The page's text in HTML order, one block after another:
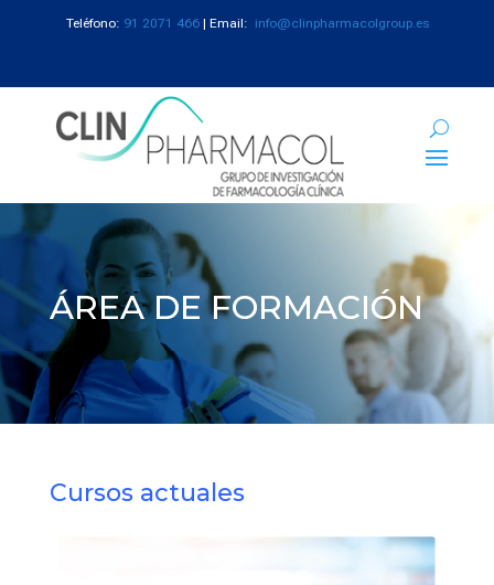
Teléfono: 91 2071 466 | Email: info@clinpharmacolgroup.es
ÁREA DE FORMACIÓN
Cursos actuales